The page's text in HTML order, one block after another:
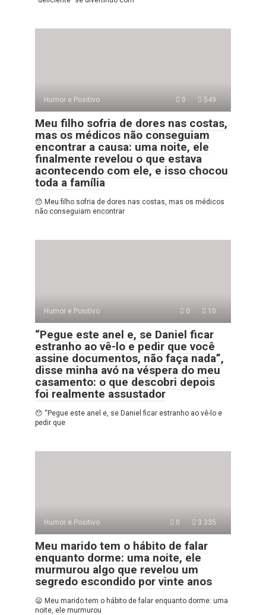
Humor e Positivo 0 549
Meu filho sofria de dores nas costas,
mas os médicos não conseguiam
encontrar a causa: uma noite, ele
finalmente revelou o que estava
acontecendo com ele, e isso chocou
toda a família
😯 Meu filho sofria de dores nas costas, mas os médicos
não conseguiam encontrar
Humor e Positivo 0 10
“Pegue este anel e, se Daniel ficar
estranho ao vê-lo e pedir que você
assine documentos, não faça nada”,
disse minha avó na véspera do meu
casamento: o que descobri depois
foi realmente assustador
😯 “Pegue este anel e, se Daniel ficar estranho ao vê-lo e
pedir que
Humor e Positivo 0 3.335
Meu marido tem o hábito de falar
enquanto dorme: uma noite, ele
murmurou algo que revelou um
segredo escondido por vinte anos
😦 Meu marido tem o hábito de falar enquanto dorme: uma
noite, ele murmurou